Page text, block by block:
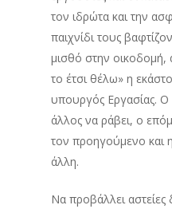
τον ιδρώτα και την
παιχνίδι τους
μισθό στην οικοδομή,
το έτσι θέλω» η
υπουργός Εργασίας. Ο
άλλος να ράβει, ο
τον προηγούμενο και
άλλη.
Να προβάλλει αστείες